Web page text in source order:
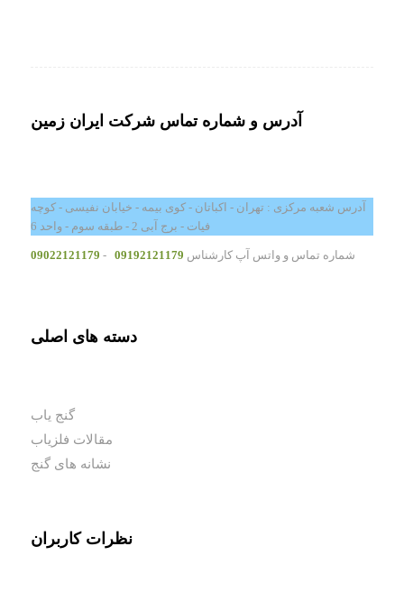
آدرس و شماره تماس شرکت ایران زمین
آدرس شعبه مرکزی : تهران - اکباتان - کوی بیمه - خیابان نفیسی - کوچه
فیات - برج آبی 2 - طبقه سوم - واحد 6
شماره تماس و واتس آپ کارشناس 09192121179
-
09022121179
دسته های اصلی
گنج یاب
مقالات فلزیاب
نشانه های گنج
نظرات کاربران